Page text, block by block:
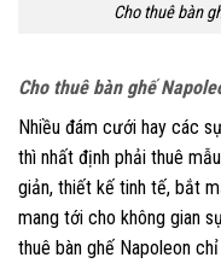
Cho thuê bàn
Cho thuê bàn ghế
Nhiều đám cưới hay các
thì nhất định phải thuê
giản, thiết kế tinh tế, bắt
mang tới cho không gian
thuê bàn ghế Napoleon